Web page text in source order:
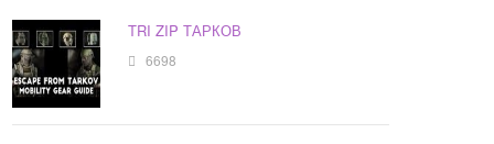
TRI ZIP ТАРКОВ
6698